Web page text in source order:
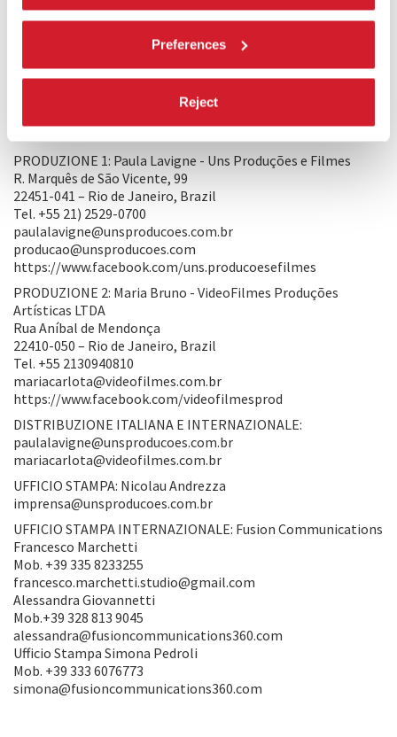
Preferences
Reject
dal maestro brasiliano del documentario João Moreira Salles
“si tratta di una scelta sia estetica che morale. Di fronte a
tanta violenza, qualsiasi ridondanza sarebbe ingiustificata.
Questo è un film sul Brasile, di allora e di oggi. I fantasmi
PRODUZIONE 1: Paula Lavigne - Uns Produções e Filmes
R. Marquês de São Vicente, 99
22451-041 – Rio de Janeiro, Brazil
Tel. +55 21) 2529-0700
paulalavigne@unsproducoes.com.br
producao@unsproducoes.com
https://www.facebook.com/uns.producoesefilmes
PRODUZIONE 2: Maria Bruno - VideoFilmes Produções
Artísticas LTDA
Rua Aníbal de Mendonça
22410-050 – Rio de Janeiro, Brazil
Tel. +55 2130940810
mariacarlota@videofilmes.com.br
https://www.facebook.com/videofilmesprod
DISTRIBUZIONE ITALIANA E INTERNAZIONALE:
paulalavigne@unsproducoes.com.br
mariacarlota@videofilmes.com.br
UFFICIO STAMPA: Nicolau Andrezza
imprensa@unsproducoes.com.br
UFFICIO STAMPA INTERNAZIONALE: Fusion Communications
Francesco Marchetti
Mob. +39 335 8233255
francesco.marchetti.studio@gmail.com
Alessandra Giovannetti
Mob.+39 328 813 9045
alessandra@fusioncommunications360.com
Ufficio Stampa Simona Pedroli
Mob. +39 333 6076773
simona@fusioncommunications360.com